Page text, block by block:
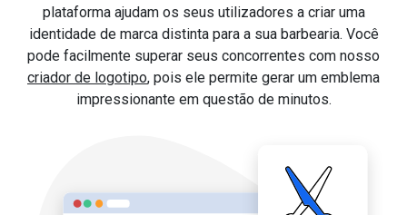
plataforma ajudam os seus utilizadores a criar uma
identidade de marca distinta para a sua barbearia. Você
pode facilmente superar seus concorrentes com nosso
criador de logotipo, pois ele permite gerar um emblema
impressionante em questão de minutos.